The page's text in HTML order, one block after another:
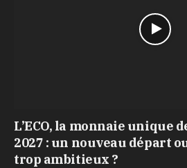
L’ECO, la monnaie unique
2027 : un nouveau départ
trop ambitieux ?